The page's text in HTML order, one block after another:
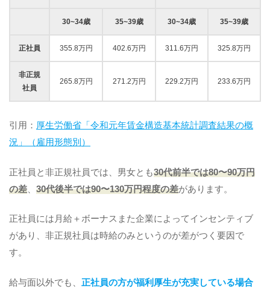
30~34歳 35~39歳 30~34歳 35~39歳
正社員 355.8万円 402.6万円 311.6万円 325.8万円
非正規
社員
265.8万円 271.2万円 229.2万円 233.6万円
引用： 厚生労働省「令和元年賃金構造基本統計調査結果の概
況」（雇用形態別）
正社員と非正規社員では、男女とも30代前半では80〜90万円
の差
30代後半では90〜130万円程度の差があります。
正社員には月給＋ボーナスまた企業によってインセンティブ
があり、非正規社員は時給のみというのが差がつく要因で
す。
給与面以外でも、 正社員の方が福利厚生が充実している場合